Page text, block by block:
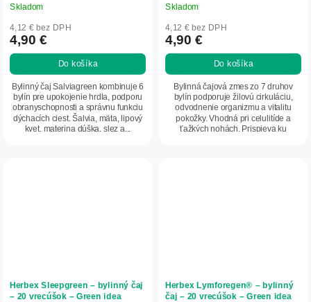
Skladom
4,12 € bez DPH
4,90 €
Do košíka
Bylinný čaj Salviagreen kombinuje 6
bylín pre upokojenie hrdla, podporu
obranyschopnosti a správnu funkciu
dýchacích ciest. Šalvia, mäta, lipový
kvet, materina dúška, slez a...
Skladom
4,12 € bez DPH
4,90 €
Do košíka
Bylinná čajová zmes zo 7 druhov
bylín podporuje žilovú cirkuláciu,
odvodnenie organizmu a vitalitu
pokožky. Vhodná pri celulitíde a
ťažkých nohách. Prispieva ku
Herbex Sleepgreen – bylinný čaj
– 20 vrecúšok – Green idea
Herbex Lymforegen® – bylinný
čaj – 20 vrecúšok – Green idea